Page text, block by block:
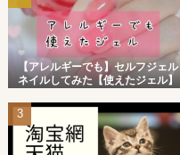
【アレルギーでも】セルフジェル
ネイルしてみた【使えたジェル】